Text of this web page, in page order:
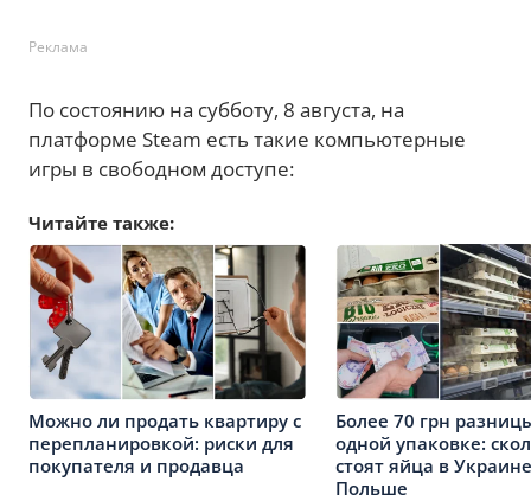
Реклама
По состоянию на субботу, 8 августа, на
платформе Steam есть такие компьютерные
игры в свободном доступе:
Читайте также:
Можно ли продать квартиру с
перепланировкой: риски для
покупателя и продавца
Более 70 грн
одной упаковке:
стоят яйца в
Польше